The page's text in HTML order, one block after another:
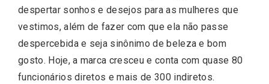
despertar sonhos e desejos para as mulheres que
vestimos, além de fazer com que ela não passe
despercebida e seja sinônimo de beleza e bom
gosto. Hoje, a marca cresceu e conta com quase 80
funcionários diretos e mais de 300 indiretos.